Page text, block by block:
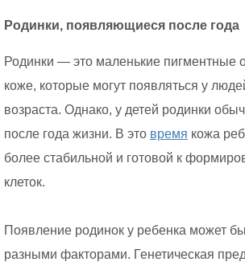
Родинки, появляющиеся после года
Родинки — это маленькие пигментные
коже, которые могут появляться у
возраста. Однако, у детей родинки
после года жизни. В это время кожа
более стабильной и готовой к
клеток.
Появление родинок у ребенка может
разными факторами. Генетическая